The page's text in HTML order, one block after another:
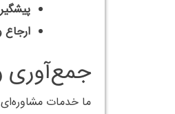
جمع‌آوری
ما خدمات مشاوره‌ای